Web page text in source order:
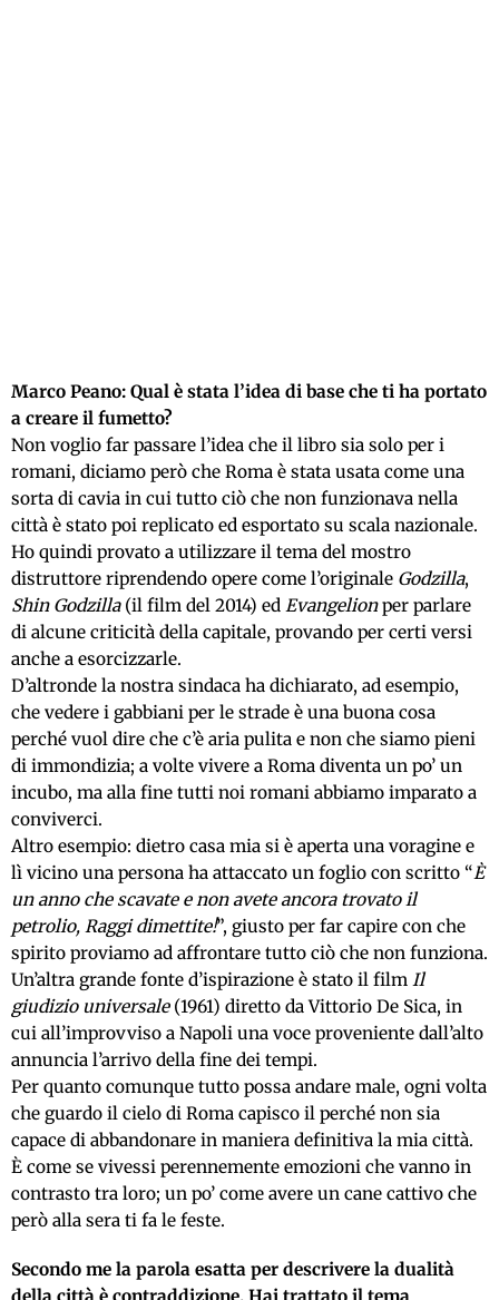
Marco Peano: Qual è stata l’idea di base che ti ha portato
a creare il fumetto?
Non voglio far passare l’idea che il libro sia solo per i
romani, diciamo però che Roma è stata usata come una
sorta di cavia in cui tutto ciò che non funzionava nella
città è stato poi replicato ed esportato su scala nazionale.
Ho quindi provato a utilizzare il tema del mostro
distruttore riprendendo opere come l’originale Godzilla,
Shin Godzilla(il film del 2014) ed Evangelionper parlare
di alcune criticità della capitale, provando per certi versi
anche a esorcizzarle.
D’altronde la nostra sindaca ha dichiarato, ad esempio,
che vedere i gabbiani per le strade è una buona cosa
perché vuol dire che c’è aria pulita e non che siamo pieni
di immondizia; a volte vivere a Roma diventa un po’ un
incubo, ma alla fine tutti noi romani abbiamo imparato a
conviverci.
Altro esempio: dietro casa mia si è aperta una voragine e
lì vicino una persona ha attaccato un foglio con scritto “È
un anno che scavate e non avete ancora trovato il
petrolio, Raggi dimettite!”, giusto per far capire con che
spirito proviamo ad affrontare tutto ciò che non funziona.
Un’altra grande fonte d’ispirazione è stato il film Il
giudizio universale(1961) diretto da Vittorio De Sica, in
cui all’improvviso a Napoli una voce proveniente dall’alto
annuncia l’arrivo della fine dei tempi.
Per quanto comunque tutto possa andare male, ogni volta
che guardo il cielo di Roma capisco il perché non sia
capace di abbandonare in maniera definitiva la mia città.
È come se vivessi perennemente emozioni che vanno in
contrasto tra loro; un po’ come avere un cane cattivo che
però alla sera ti fa le feste.
Secondo me la parola esatta per descrivere la dualità